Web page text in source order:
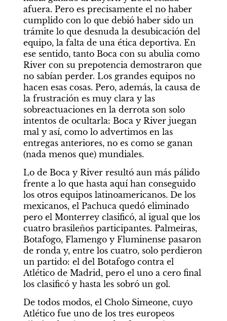
afuera. Pero es precisamente el no haber
cumplido con lo que debió haber sido un
trámite lo que desnuda la desubicación del
equipo, la falta de una ética deportiva. En
ese sentido, tanto Boca con su abulia como
River con su prepotencia demostraron que
no sabían perder. Los grandes equipos no
hacen esas cosas. Pero, además, la causa de
la frustración es muy clara y las
sobreactuaciones en la derrota son solo
intentos de ocultarla: Boca y River juegan
mal y así, como lo advertimos en las
entregas anteriores, no es como se ganan
(nada menos que) mundiales.
Lo de Boca y River resultó aun más pálido
frente a lo que hasta aquí han conseguido
los otros equipos latinoamericanos. De los
mexicanos, el Pachuca quedó eliminado
pero el Monterrey clasificó, al igual que los
cuatro brasileños participantes. Palmeiras,
Botafogo, Flamengo y Fluminense pasaron
de ronda y, entre los cuatro, solo perdieron
un partido: el del Botafogo contra el
Atlético de Madrid, pero el uno a cero final
los clasificó y hasta les sobró un gol.
De todos modos, el Cholo Simeone, cuyo
Atlético fue uno de los tres europeos